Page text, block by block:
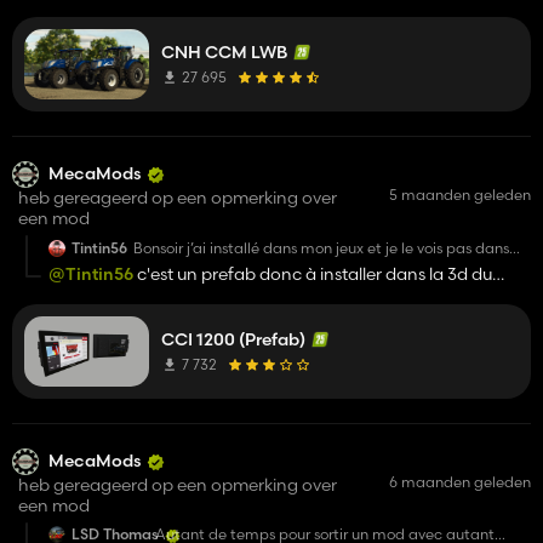
CNH CCM LWB
27 695
MecaMods
heb gereageerd op een opmerking over
een mod
5 maanden geleden
Tintin56 Bonsoir j’ai installé dans mon jeux et je le vois pas dans
mon tracteur c’est normal ou pas
@Tintin56c'est un prefab donc à installer dans la 3d du
CCI 1200 (Prefab)
7 732
MecaMods
heb gereageerd op een opmerking over
een mod
6 maanden geleden
LSD ThomasAutant de temps pour sortir un mod avec autant